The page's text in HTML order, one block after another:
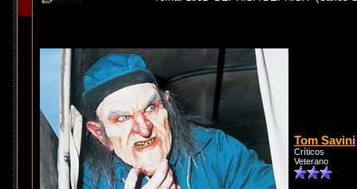
Tom Savini
Críticos
Veterano